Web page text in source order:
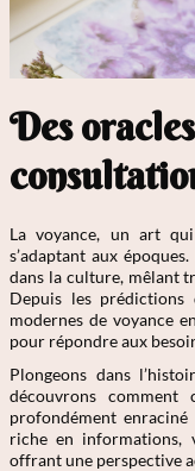
Des
La voyance, un art
s’adaptant aux
dans la culture, mêlant
Depuis les prédictions
modernes de voyance
pour répondre aux
Plongeons dans
découvrons
profondément
riche en informations,
offrant une perspective